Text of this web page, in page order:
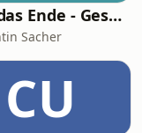
Über das Ende - Gespräche über Tod, Sterben und Sinn des Lebens
Sacher
CU